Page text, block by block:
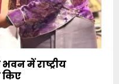
भवन में राष्ट्रीय
किए